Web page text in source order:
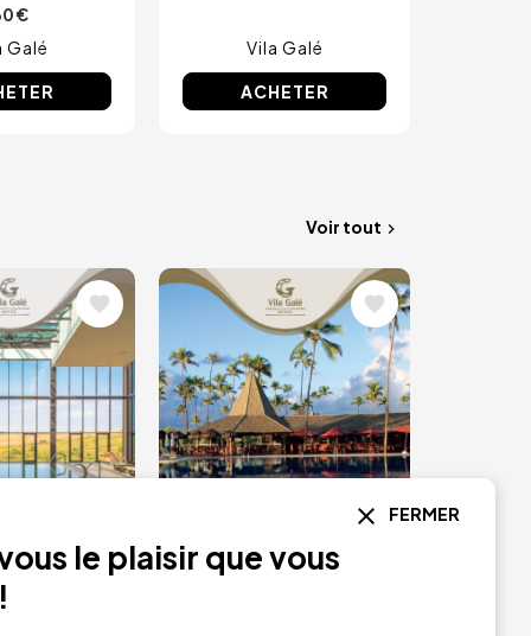
€
Galé
Vila Galé
ACHETER
Voir tout
Image
FERMER
le plaisir que vous